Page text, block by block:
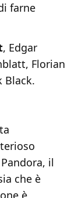
farne
, Edgar
Florian
Black.
il
che è